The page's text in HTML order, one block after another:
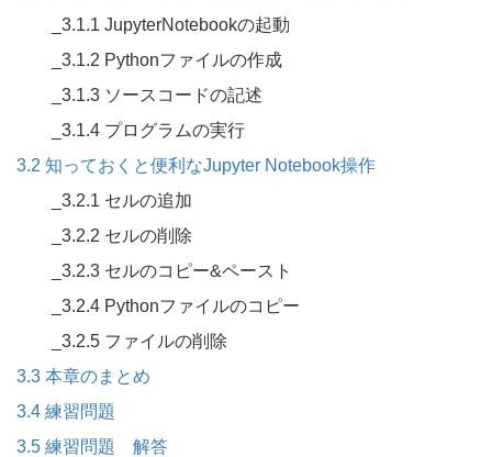
_3.1.1 JupyterNotebookの起動
_3.1.2 Pythonファイルの作成
_3.1.3 ソースコードの記述
_3.1.4 プログラムの実行
3.2 知っておくと便利なJupyter Notebook操作
_3.2.1 セルの追加
_3.2.2 セルの削除
_3.2.3 セルのコピー&ペースト
_3.2.4 Pythonファイルのコピー
_3.2.5 ファイルの削除
3.3 本章のまとめ
3.4 練習問題
3.5 練習問題 解答